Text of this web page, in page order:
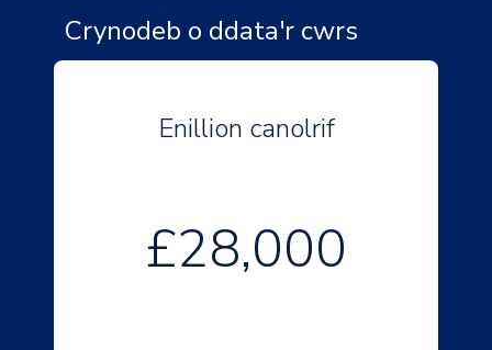
Crynodeb o ddata'r cwrs
Enillion canolrif
£28,000